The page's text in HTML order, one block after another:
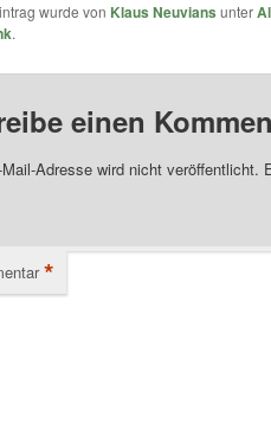
wurde von Klaus Neuvians unter
.
einen
Adresse wird nicht veröffentlicht.
*